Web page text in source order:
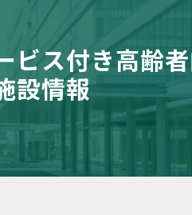
ビス付き高齢
設情報